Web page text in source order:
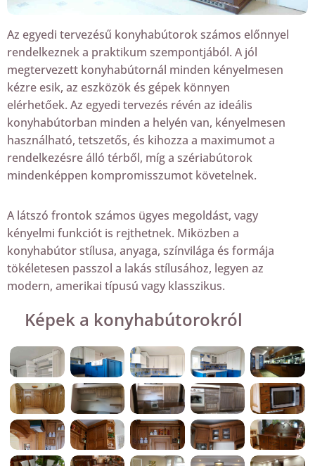
Az egyedi tervezésű konyhabútorok számos előnnyel
rendelkeznek a praktikum szempontjából. A jól
megtervezett konyhabútornál minden kényelmesen
kézre esik, az eszközök és gépek könnyen
elérhetőek. Az egyedi tervezés révén az ideális
konyhabútorban minden a helyén van, kényelmesen
használható, tetszetős, és kihozza a maximumot a
rendelkezésre álló térből, míg a szériabútorok
mindenképpen kompromisszumot követelnek.
A látszó frontok számos ügyes megoldást, vagy
kényelmi funkciót is rejthetnek. Miközben a
konyhabútor stílusa, anyaga, színvilága és formája
tökéletesen passzol a lakás stílusához, legyen az
modern, amerikai típusú vagy klasszikus.
Képek a konyhabútorokról